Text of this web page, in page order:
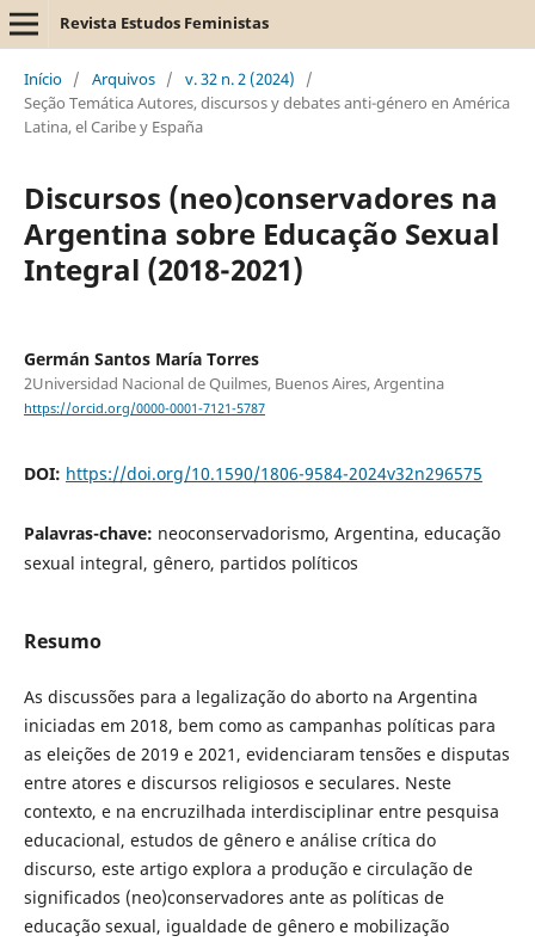
Revista Estudos Feministas
Início / Arquivos / v. 32 n. 2 (2024)
/
Seção Temática Autores, discursos y debates anti-género en América
Latina, el Caribe y España
Discursos (neo)conservadores na
Argentina sobre Educação Sexual
Integral (2018-2021)
Germán Santos María Torres
2Universidad Nacional de Quilmes, Buenos Aires, Argentina
https://orcid.org/0000-0001-7121-5787
DOI: https://doi.org/10.1590/1806-9584-2024v32n296575
Palavras-chave: neoconservadorismo, Argentina, educação
sexual integral, gênero, partidos políticos
Resumo
As discussões para a legalização do aborto na Argentina
iniciadas em 2018, bem como as campanhas políticas para
as eleições de 2019 e 2021, evidenciaram tensões e disputas
entre atores e discursos religiosos e seculares. Neste
contexto, e na encruzilhada interdisciplinar entre pesquisa
educacional, estudos de gênero e análise crítica do
discurso, este artigo explora a produção e circulação de
significados (neo)conservadores ante as políticas de
educação sexual, igualdade de gênero e mobilização